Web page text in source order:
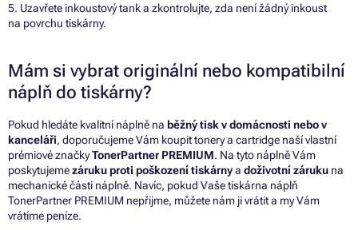
5. Uzavřete inkoustový tank a zkontrolujte, zda není žádný inkoust
na povrchu tiskárny.
Mám si vybrat originální nebo kompatibilní
náplň do tiskárny?
Pokud hledáte kvalitní náplně na běžný tisk v domácnosti nebo v
kanceláři, doporučujeme Vám koupit tonery a cartridge naší vlastní
prémiové značkyTonerPartner PREMIUM. Na tyto náplně Vám
poskytujemezáruku proti poškození tiskárnya doživotní záruku na
mechanické části náplně. Navíc, pokud Vaše tiskárna náplň
TonerPartner PREMIUM nepřijme, můžete nám ji vrátit a my Vám
vrátíme peníze.